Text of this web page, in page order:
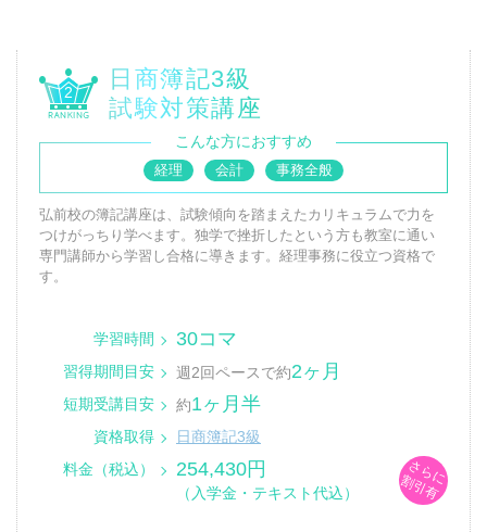
2
日商簿記3級
試験対策講座
こんな方におすすめ
経理 会計 事務全般
弘前校の簿記講座は、試験傾向を踏まえたカリキュラムで力を
つけがっちり学べます。独学で挫折したという方も教室に通い
専門講師から学習し合格に導きます。経理事務に役立つ資格で
す。
学習時間 30コマ
習得期間目安 週2回ペースで約2ヶ月
短期受講目安 約1ヶ月半
資格取得
日商簿記3級
料金（税込）
254,430円
（入学金・テキスト代込）
さらに
割引有